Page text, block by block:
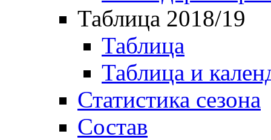
Таблица 2018/19
Таблица
Таблица и
Статистика сезона
Состав